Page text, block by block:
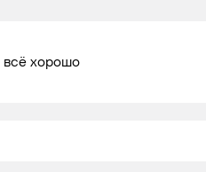
всё хорошо